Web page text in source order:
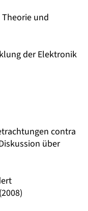
und
der Elektronik
contra
über